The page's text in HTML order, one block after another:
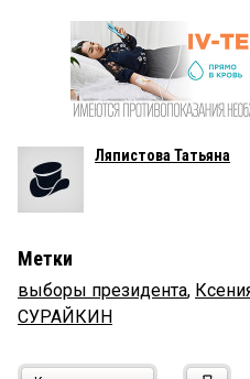
Ляпистова Татьяна
Метки
выборы президента,
СУРАЙКИН